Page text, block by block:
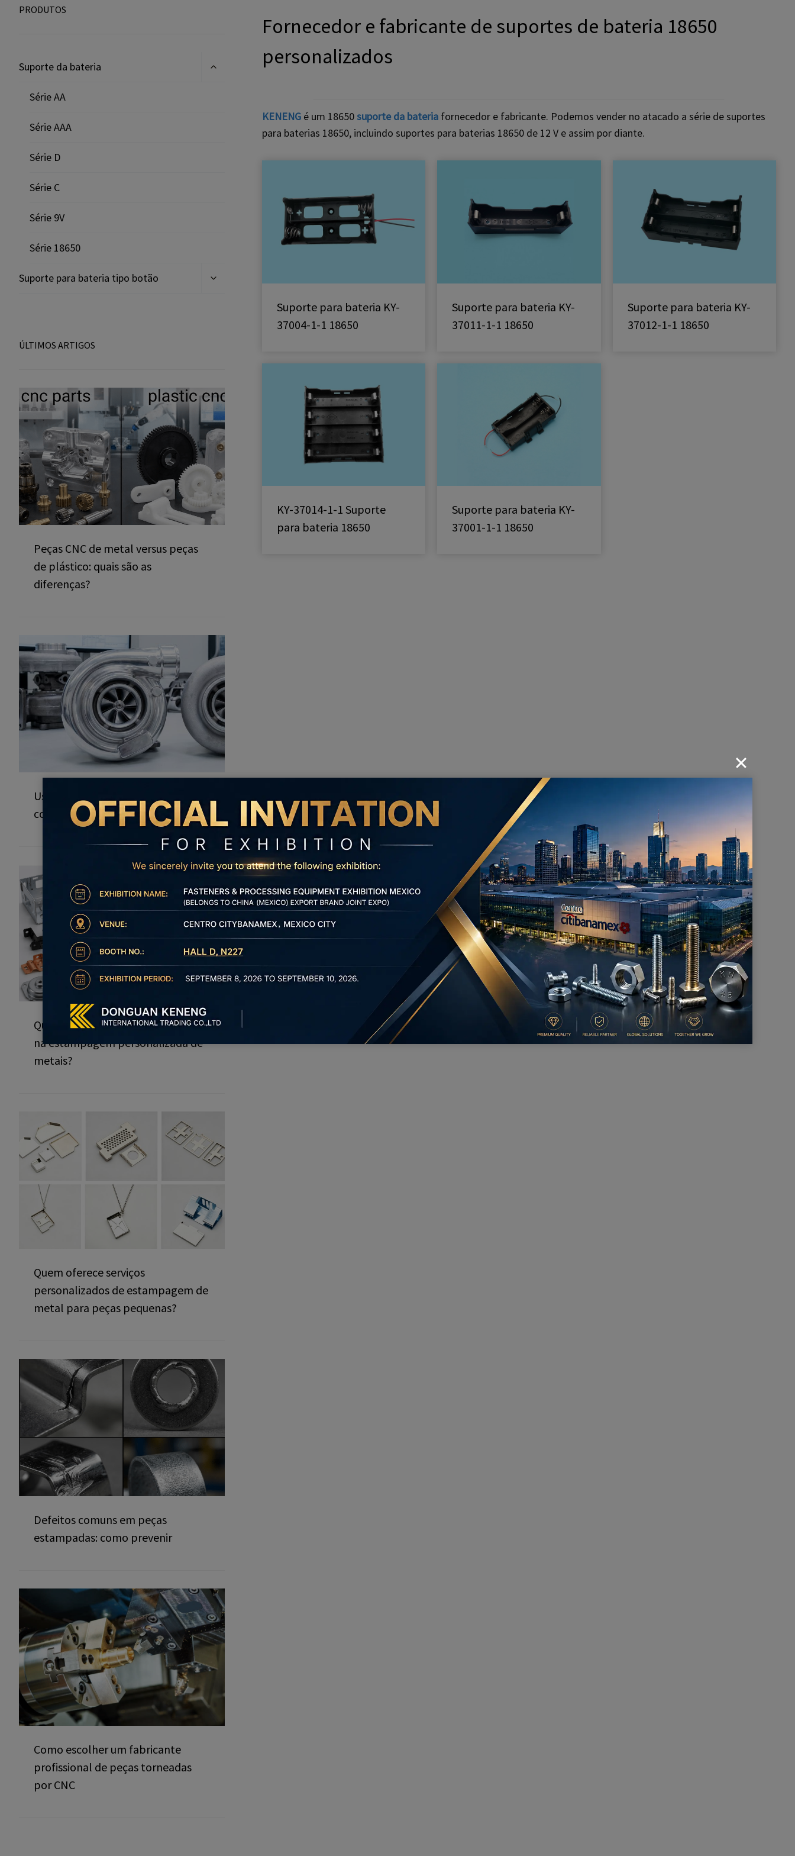
Fornecedor e fabricante de suportes de bateria 18650
personalizados
KENENGé um 18650suporte da bateriafornecedor e fabricante. Podemos vender no atacado a série de suportes
para baterias 18650, incluindo suportes para baterias 18650 de 12 V e assim por diante.
Suporte para bateria KY-
37004-1-1 18650
Suporte para bateria KY-
37011-1-1 18650
Suporte para bateria KY-
37012-1-1 18650
KY-37014-1-1 Suporte
para bateria 18650
Suporte para bateria KY-
37001-1-1 18650
PRODUTOS
Suporte da bateria
menu
Série AA
Série AAA
Série D
Série C
Série 9V
Série 18650
Suporte para bateria tipo botão
menu
ÚLTIMOS ARTIGOS
Peças CNC de metal versus peças
de plástico: quais são as
diferenças?
Usinagem CNC de peças
complexas: como são fabricadas?
Quais são as principais tendências
na estampagem personalizada de
metais?
Quem oferece serviços
personalizados de estampagem de
metal para peças pequenas?
Defeitos comuns em peças
estampadas: como prevenir
Como escolher um fabricante
profissional de peças torneadas
por CNC